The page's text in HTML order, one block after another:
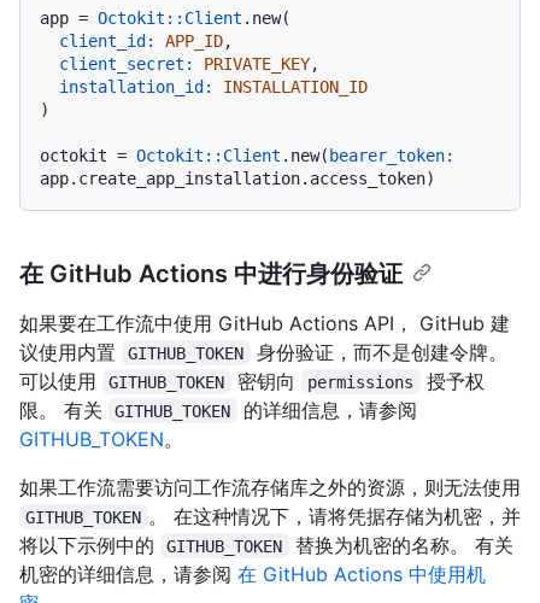
app = Octokit::Client .new(
client_id:
APP_ID,
client_secret:
PRIVATE_KEY,
installation_id:
INSTALLATION_ID
)
octokit = Octokit::Client .new(bearer_token:
在 GitHub Actions 中进行身份验证
如果要在工作流中使用 GitHub Actions API， GitHub 建
议使用内置
GITHUB_TOKEN
身份验证，而不是创建令牌。
可以使用
GITHUB_TOKEN 密钥向 permissions
授予权
限。 有关
GITHUB_TOKEN
的详细信息，请参阅
GITHUB_TOKEN。
如果工作流需要访问工作流存储库之外的资源，则无法使用
GITHUB_TOKEN 。 在这种情况下，请将凭据存储为机密，并
将以下示例中的
GITHUB_TOKEN
替换为机密的名称。 有关
机密的详细信息，请参阅 在 GitHub Actions 中使用机